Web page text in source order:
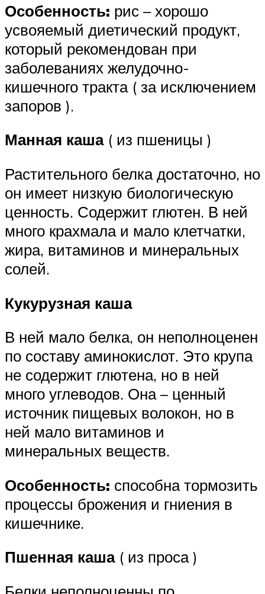
Особенность: рис – хорошо
усвояемый диетический продукт,
который рекомендован при
заболеваниях желудочно-
кишечного тракта ( за исключением
запоров ).
Манная каша( из пшеницы )
Растительного белка достаточно, но
он имеет низкую биологическую
ценность. Содержит глютен. В ней
много крахмала и мало клетчатки,
жира, витаминов и минеральных
солей.
Кукурузная каша
В ней мало белка, он неполноценен
по составу аминокислот. Это крупа
не содержит глютена, но в ней
много углеводов. Она – ценный
источник пищевых волокон, но в
ней мало витаминов и
минеральных веществ.
Особенность: способна тормозить
процессы брожения и гниения в
кишечнике.
Пшенная каша( из проса )